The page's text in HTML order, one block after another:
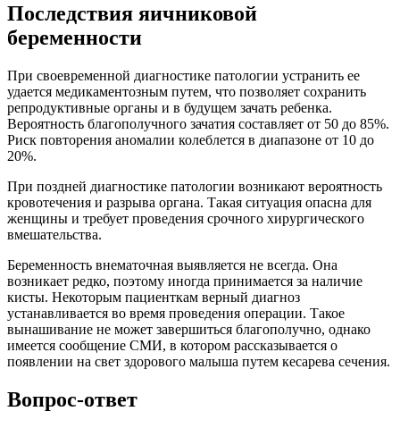
Последствия яичниковой
беременности
При своевременной диагностике патологии устранить ее
удается медикаментозным путем, что позволяет сохранить
репродуктивные органы и в будущем зачать ребенка.
Вероятность благополучного зачатия составляет от 50 до 85%.
Риск повторения аномалии колеблется в диапазоне от 10 до
20%.
При поздней диагностике патологии возникают вероятность
кровотечения и разрыва органа. Такая ситуация опасна для
женщины и требует проведения срочного хирургического
вмешательства.
Беременность внематочная выявляется не всегда. Она
возникает редко, поэтому иногда принимается за наличие
кисты. Некоторым пациенткам верный диагноз
устанавливается во время проведения операции. Такое
вынашивание не может завершиться благополучно, однако
имеется сообщение СМИ, в котором рассказывается о
появлении на свет здорового малыша путем кесарева сечения.
Вопрос-ответ